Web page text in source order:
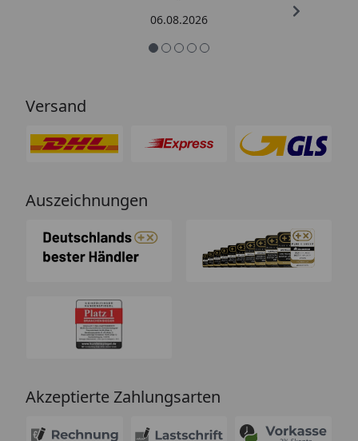
06.08.2026
Versand
Auszeichnungen
Akzeptierte Zahlungsarten